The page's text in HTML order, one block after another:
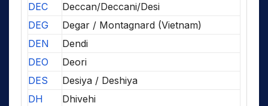
DEC
Deccan/Deccani/Desi
DEG
Degar / Montagnard (Vietnam)
DEN
Dendi
DEO
Deori
DES
Desiya / Deshiya
DH
Dhivehi